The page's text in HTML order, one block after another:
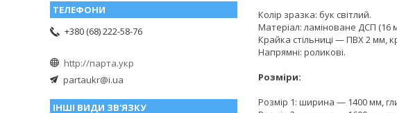
Колір зразка: бук світлий.
Матеріал: ламіноване ДСП (16
Крайка стільниці — ПВХ 2 мм,
Напрямні: роликові.
Розміри:
Розмір 1: ширина — 1400 мм,
+380 (68) 222-58-76
http://парта.укр
partaukr@i.ua
ІНШІ ВИДИ ЗВ'ЯЗКУ